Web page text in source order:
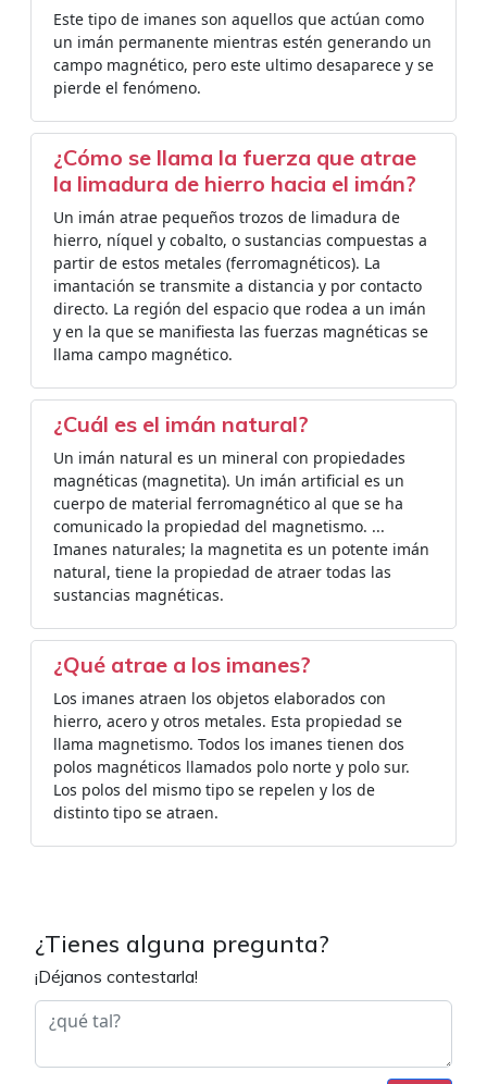
Este tipo de imanes son aquellos que actúan como
un imán permanente mientras estén generando un
campo magnético, pero este ultimo desaparece y se
pierde el fenómeno.
¿Cómo se llama la fuerza que atrae
la limadura de hierro hacia el imán?
Un imán atrae pequeños trozos de limadura de
hierro, níquel y cobalto, o sustancias compuestas a
partir de estos metales (ferromagnéticos). La
imantación se transmite a distancia y por contacto
directo. La región del espacio que rodea a un imán
y en la que se manifiesta las fuerzas magnéticas se
llama campo magnético.
¿Cuál es el imán natural?
Un imán natural es un mineral con propiedades
magnéticas (magnetita). Un imán artificial es un
cuerpo de material ferromagnético al que se ha
comunicado la propiedad del magnetismo. ...
Imanes naturales; la magnetita es un potente imán
natural, tiene la propiedad de atraer todas las
sustancias magnéticas.
¿Qué atrae a los imanes?
Los imanes atraen los objetos elaborados con
hierro, acero y otros metales. Esta propiedad se
llama magnetismo. Todos los imanes tienen dos
polos magnéticos llamados polo norte y polo sur.
Los polos del mismo tipo se repelen y los de
distinto tipo se atraen.
¿Tienes alguna pregunta?
¡Déjanos contestarla!